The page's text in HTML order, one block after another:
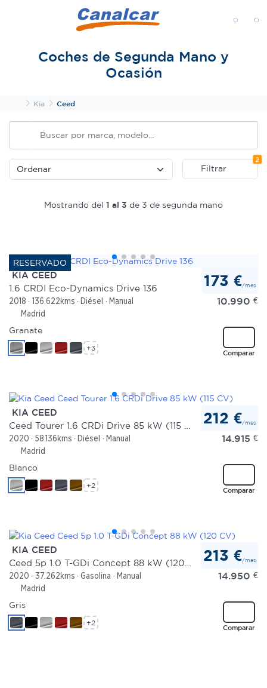
Coches de Segunda Mano y
Ocasión
InicioKia Ceed
Filtrar
2
Mostrando del 1 al 3 de 3 de segunda mano
KIA CEED
1.6 CRDI Eco-Dynamics Drive 136
2018 136.622kms Diésel
Manual
Madrid
173 €/mes
10.990 €
Comparar
Granate
+3
KIA CEED
2020 58.136kms Diésel
Manual
Madrid
212 €/mes
14.915 €
Comparar
Blanco
+2
KIA CEED
2020 37.262kms Gasolina
Manual
Madrid
213 €/mes
14.950 €
Comparar
Gris
+2